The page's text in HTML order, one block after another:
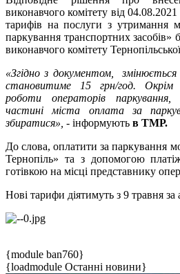
виконавчого комітету від
тарифів на послуги з утримання
паркування транспортних засобів»
виконавчого комітету
«Згідно з документом,
становитиме 15 грн/год. Окрім
роботи операторів
частині міста оплата за
збиратися», - інформують в ТМР.
До слова, оплатити за паркування
Тернопіль» та з допомогою
готівкою на місці представнику
Нові тарифи діятимуть з 9 травня за
{module ban760}
{loadmodule Останні новини}